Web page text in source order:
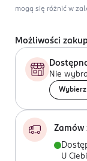
mogą się różnić w
Możliwości
Nie
Zamów
U